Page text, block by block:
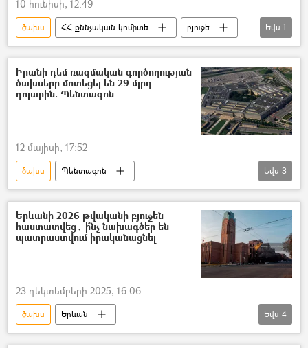
10 հունիսի, 12:49
ծախս ՀՀ քննչական կոմիտե
բյուջե
Բյուջեի կատարողական
Եվս 1
Իրանի դեմ ռազմական գործողության
ծախսերը մոտեցել են 29 մլրդ
դոլարին. Պենտագոն
12 մայիսի, 17:52
ծախս
Պենտագոն
Իրանի Իսլամական Հանրապետություն
ԱՄՆ
հրադադար
Եվս 3
Երևանի 2026 թվականի բյուջեն
հաստատվեց․ ի՞նչ նախագծեր են
պատրաստվում իրականացնել
23 դեկտեմբերի 2025, 16:06
ծախս
Երևան
Երևանի քաղաքապետարան
բյուջե
Եվս 4